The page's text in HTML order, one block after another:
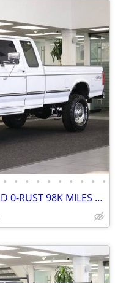
• • • • • • • • • •
1997 FORD F-250 4X4 7.3L 5-SPEED 0-RUST 98K MILES F250 F350 1996 1995